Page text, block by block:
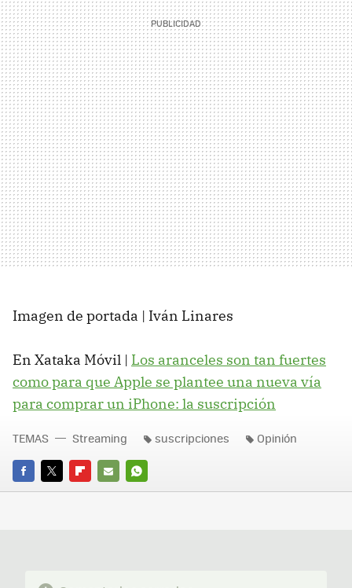
Imagen de portada | Iván Linares
En Xataka Móvil | Los aranceles son tan fuertes
como para que Apple se plantee una nueva vía
para comprar un iPhone: la suscripción
FACEBOOK
TWITTERFLIPBOARD
E-
WHATSAPP
TEMAS Streaming suscripciones Opinión